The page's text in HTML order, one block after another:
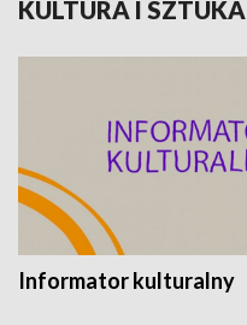
KULTURA I SZTUKA
Informator kulturalny